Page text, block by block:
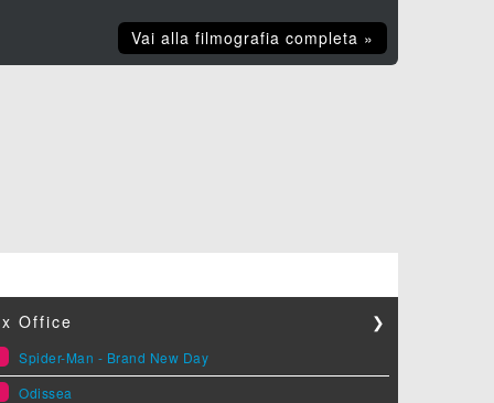
Vai alla filmografia completa »
Office ❯
Spider-Man - Brand New Day
Odissea